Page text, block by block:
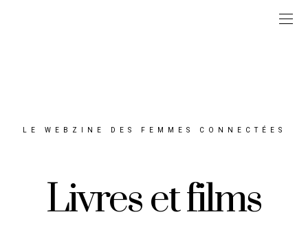
LE WEBZINE DES FEMMES CONNECTÉES
Livres et films